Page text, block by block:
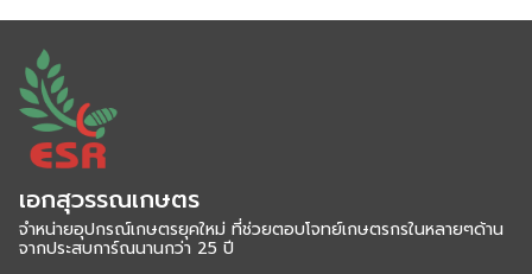
เอกสุวรรณเกษตร
จำหน่ายอุปกรณ์เกษตรยุคใหม่ ที่ช่วยตอบโจทย์เกษตรกรในหลายๆด้าน
จากประสบการ์ณนานกว่า 25 ปี